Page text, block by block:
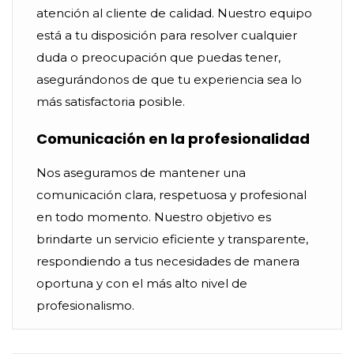
atención al cliente de calidad. Nuestro equipo
está a tu disposición para resolver cualquier
duda o preocupación que puedas tener,
asegurándonos de que tu experiencia sea lo
más satisfactoria posible.
Comunicación en la profesionalidad
Nos aseguramos de mantener una
comunicación clara, respetuosa y profesional
en todo momento. Nuestro objetivo es
brindarte un servicio eficiente y transparente,
respondiendo a tus necesidades de manera
oportuna y con el más alto nivel de
profesionalismo.